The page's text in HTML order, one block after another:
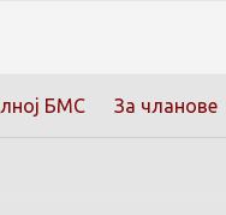
БМС За чланове